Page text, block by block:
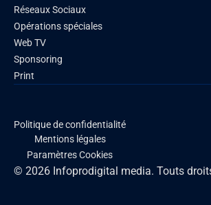
Réseaux Sociaux
Opérations spéciales
Web TV
Sponsoring
Print
© 2026 Infoprodigital media. Touts
Politique de confidentialité
Mentions légales
Paramètres Cookies